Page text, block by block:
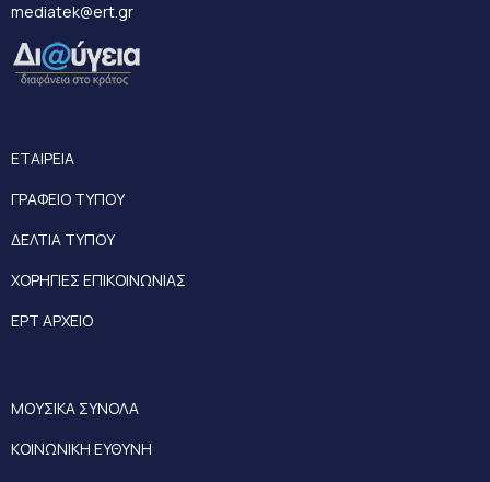
mediatek@ert.gr
ΕΤΑΙΡΕΙΑ
ΓΡΑΦΕΙΟ ΤΥΠΟΥ
ΔΕΛΤΙΑ ΤΥΠΟΥ
ΧΟΡΗΓΙΕΣ ΕΠΙΚΟΙΝΩΝΙΑΣ
ΕΡΤ ΑΡΧΕΙΟ
ΜΟΥΣΙΚΑ ΣΥΝΟΛΑ
ΚΟΙΝΩΝΙΚΗ ΕΥΘΥΝΗ